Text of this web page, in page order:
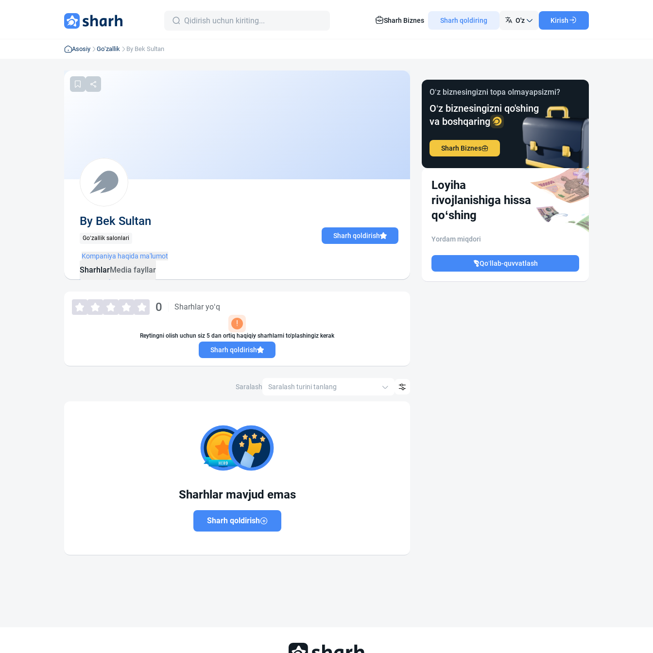
Sharh Biznes Sharh qoldiring O'z Kirish
Asosiy Go‘zallik By Bek Sultan
By Bek Sultan
Go‘zallik salonlari Sharh qoldirish
Kompaniya haqida ma'lumot
SharhlarMedia fayllar
0
Sharhlar yo‘q
!
Reytingni olish uchun siz 5 dan ortiq haqiqiy sharhlarni to'plashingiz kerak
Sharh qoldirish
Saralash Saralash turini tanlang
Sharhlar mavjud emas
Sharh qoldirish
O‘z biznesingizni topa olmayapsizmi?
O‘z biznesingizni qo'shing
va boshqaring
Sharh Biznes
Loyiha
rivojlanishiga hissa
qo‘shing
Yordam miqdori
Qo‘llab-quvvatlash